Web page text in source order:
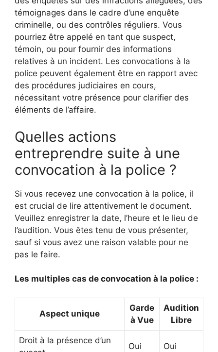
témoignages dans le cadre d’une enquête
criminelle, ou des contrôles réguliers. Vous
pourriez être appelé en tant que suspect,
témoin, ou pour fournir des informations
relatives à un incident. Les convocations à la
police peuvent également être en rapport avec
des procédures judiciaires en cours,
nécessitant votre présence pour clarifier des
éléments de l’affaire.
Quelles actions
entreprendre suite à une
convocation à la police ?
Si vous recevez une convocation à la police, il
est crucial de lire attentivement le document.
Veuillez enregistrer la date, l’heure et le lieu de
l’audition. Vous êtes tenu de vous présenter,
sauf si vous avez une raison valable pour ne
pas le faire.
Les multiples cas de convocation à la police :
Aspect unique
Garde
à Vue
Audition
Libre
Droit à la présence d’un
Oui Oui